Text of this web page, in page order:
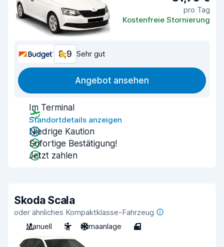
pro Tag
Kostenfreie Stornierung
8,9 Sehr gut
Angebot ansehen
Im Terminal
Standortdetails anzeigen
Niedrige Kaution
Sofortige Bestätigung!
Jetzt zahlen
Skoda Scala
oder ähnliches Kompaktklasse-Fahrzeug
Manuell
5 Klimaanlage 4